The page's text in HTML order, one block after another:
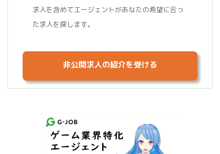
求人を含めてエージェントがあなたの希望に合っ
た求人を探します。
非公開求人の紹介を受ける